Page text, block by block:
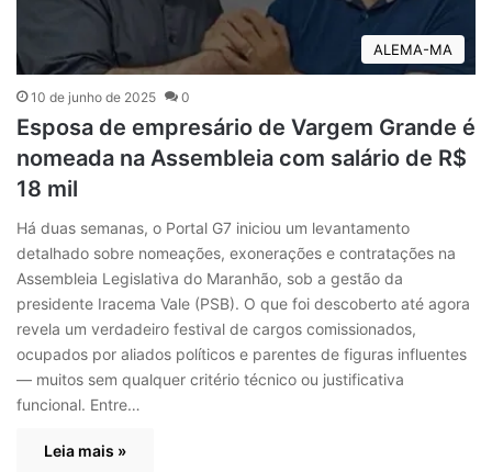
ALEMA-MA
10 de junho de 2025 0
Esposa de empresário de Vargem Grande é
nomeada na Assembleia com salário de R$
18 mil
Há duas semanas, o Portal G7 iniciou um levantamento
detalhado sobre nomeações, exonerações e contratações na
Assembleia Legislativa do Maranhão, sob a gestão da
presidente Iracema Vale (PSB). O que foi descoberto até agora
revela um verdadeiro festival de cargos comissionados,
ocupados por aliados políticos e parentes de figuras influentes
— muitos sem qualquer critério técnico ou justificativa
funcional. Entre…
Leia mais »